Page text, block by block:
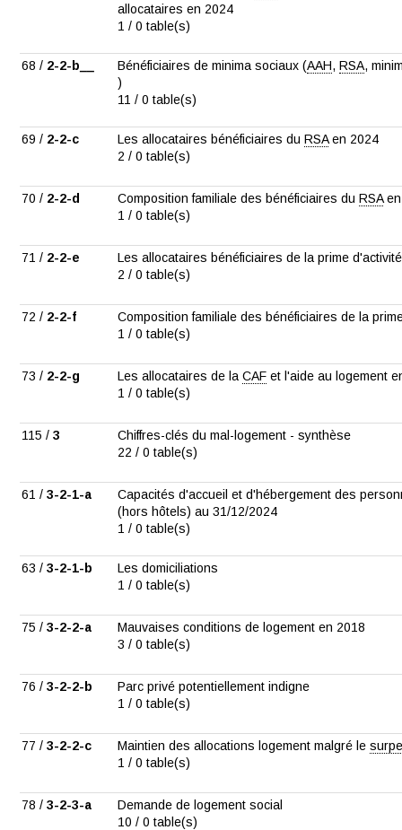
allocataires en 2024
1 / 0 table(s)
68 / 2-2-b__ Bénéficiaires de minima sociaux (AAH,RSA,
)
11 / 0 table(s)
69 / 2-2-c Les allocataires bénéficiaires duRSAen 2024
2 / 0 table(s)
70 / 2-2-d Composition familiale des bénéficiaires duRSAen
1 / 0 table(s)
71 / 2-2-e
Les allocataires bénéficiaires de la prime
2 / 0 table(s)
72 / 2-2-f
Composition familiale des bénéficiaires de la
1 / 0 table(s)
73 / 2-2-g Les allocataires de laCAF et l'aide au logement
1 / 0 table(s)
115 /3
Chiffres-clés du mal-logement - synthèse
22 / 0 table(s)
61 /3-2-1-a
Capacités d'accueil et d'hébergement des
(hors hôtels) au 31/12/2024
1 / 0 table(s)
63 /3-2-1-b
Les domiciliations
1 / 0 table(s)
75 /3-2-2-a
Mauvaises conditions de logement en 2018
3 / 0 table(s)
76 /3-2-2-b
Parc privé potentiellement indigne
1 / 0 table(s)
77 /3-2-2-c Maintien des allocations logement malgré le
1 / 0 table(s)
78 /3-2-3-a
Demande de logement social
10 / 0 table(s)